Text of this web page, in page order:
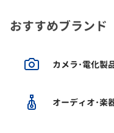
おすすめブランド
カメラ･電化製
オーディオ･楽